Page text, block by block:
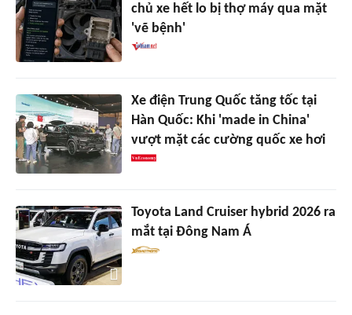
chủ xe hết lo bị thợ máy qua mặt
'vẽ bệnh'
Xe điện Trung Quốc tăng tốc tại
Hàn Quốc: Khi 'made in China'
vượt mặt các cường quốc xe hơi
Toyota Land Cruiser hybrid 2026 ra
mắt tại Đông Nam Á